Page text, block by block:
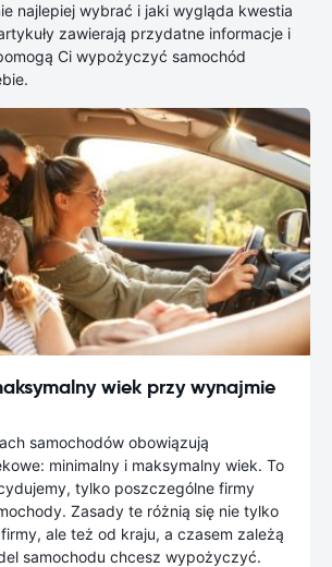
najlepiej wybrać i jaki wygląda kwestia
zawierają przydatne informacje i
Ci wypożyczyć samochód
wiek przy wynajmie
samochodów obowiązują
minimalny i maksymalny wiek. To
tylko poszczególne firmy
Zasady te różnią się nie tylko
ale też od kraju, a czasem zależą
samochodu chcesz wypożyczyć.